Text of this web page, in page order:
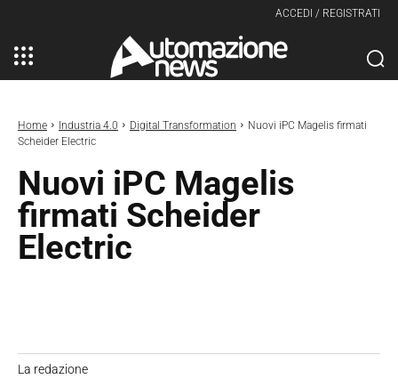
ACCEDI / REGISTRATI
Home Industria 4.0 Digital Transformation
Nuovi iPC Magelis firmati
Scheider Electric
Nuovi iPC Magelis
firmati Scheider
Electric
La redazione